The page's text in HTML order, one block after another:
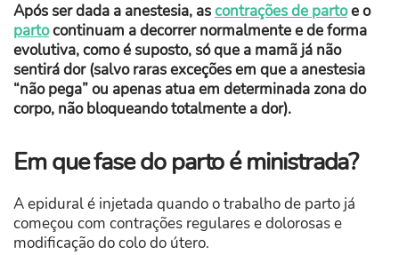
Após ser dada a anestesia, ascontrações de partoe o
partocontinuam a decorrer normalmente e de forma
evolutiva, como é suposto, só que a mamã já não
sentirá dor (salvo raras exceções em que a anestesia
“não pega” ou apenas atua em determinada zona do
corpo, não bloqueando totalmente a dor).
Em que fase do parto é ministrada?
A epidural é injetada quando o trabalho de parto já
começou com contrações regulares e dolorosas e
modificação do colo do útero.